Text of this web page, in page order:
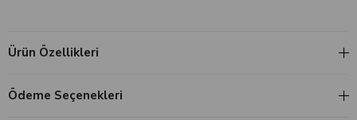
Ürün Özellikleri
Ödeme Seçenekleri